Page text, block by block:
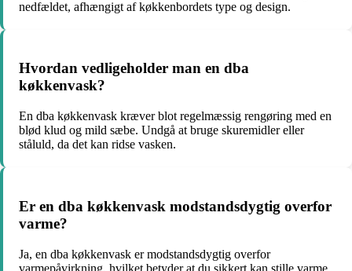
nedfældet, afhængigt af køkkenbordets type og design.
Hvordan vedligeholder man en dba
køkkenvask?
En dba køkkenvask kræver blot regelmæssig rengøring med en
blød klud og mild sæbe. Undgå at bruge skuremidler eller
ståluld, da det kan ridse vasken.
Er en dba køkkenvask modstandsdygtig overfor
varme?
Ja, en dba køkkenvask er modstandsdygtig overfor
varmepåvirkning, hvilket betyder at du sikkert kan stille varme